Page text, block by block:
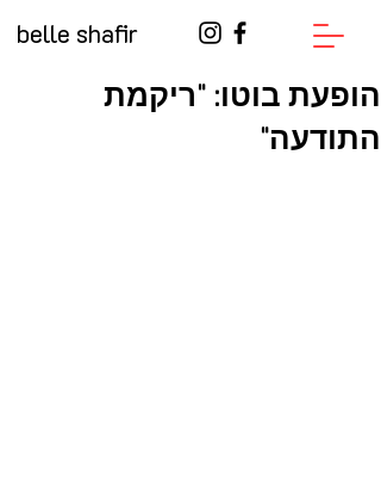
belle shafir
הופעת בוטו: "ריקמת
התודעה"